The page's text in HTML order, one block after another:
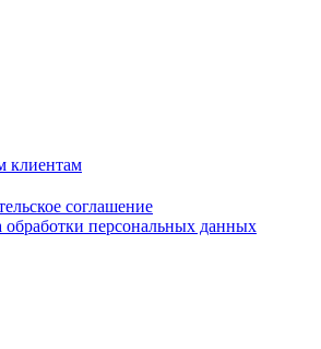
клиентам
соглашение
персональных данных